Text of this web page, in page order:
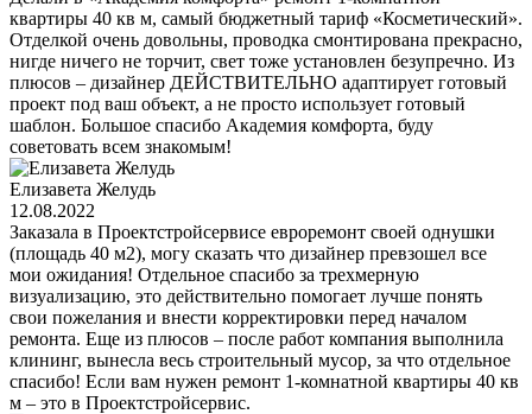
квартиры 40 кв м, самый бюджетный тариф «Косметический».
Отделкой очень довольны, проводка смонтирована прекрасно,
нигде ничего не торчит, свет тоже установлен безупречно. Из
плюсов – дизайнер ДЕЙСТВИТЕЛЬНО адаптирует готовый
проект под ваш объект, а не просто использует готовый
шаблон. Большое спасибо Академия комфорта, буду
советовать всем знакомым!
Елизавета Желудь
12.08.2022
Заказала в Проектстройсервисе евроремонт своей однушки
(площадь 40 м2), могу сказать что дизайнер превзошел все
мои ожидания! Отдельное спасибо за трехмерную
визуализацию, это действительно помогает лучше понять
свои пожелания и внести корректировки перед началом
ремонта. Еще из плюсов – после работ компания выполнила
клининг, вынесла весь строительный мусор, за что отдельное
спасибо! Если вам нужен ремонт 1-комнатной квартиры 40 кв
м – это в Проектстройсервис.